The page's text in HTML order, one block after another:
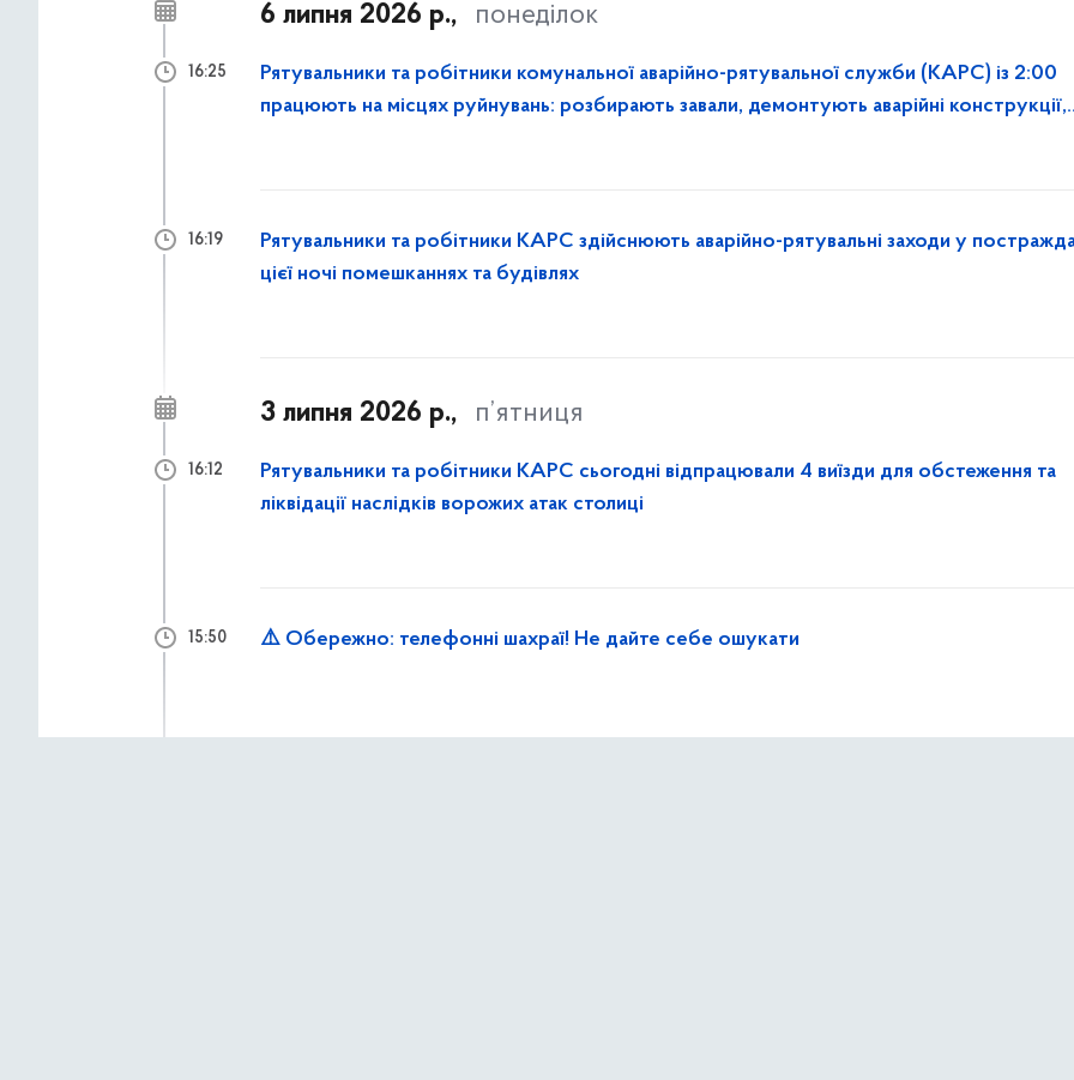
6 липня 2026 р., понеділок
Рятувальники та робітники комунальної аварійно-рятувальної служби (КАРС) із 2:00
працюють на місцях руйнувань: розбирають завали, демонтують аварійні конструкції,
16:25
Рятувальники та робітники КАРС здійснюють аварійно-рятувальні заходи у
цієї ночі помешканнях та будівлях
16:19
3 липня 2026 р., п’ятниця
Рятувальники та робітники КАРС сьогодні відпрацювали 4 виїзди для обстеження та
ліквідації наслідків ворожих атак столиці
16:12
⚠️ Обережно: телефонні шахраї! Не дайте себе ошукати
15:50